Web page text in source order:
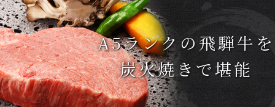
A5ランクの飛騨牛を
炭火焼きで堪能